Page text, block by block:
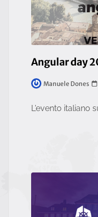
Angular day
Manuele Dones
L'evento italiano